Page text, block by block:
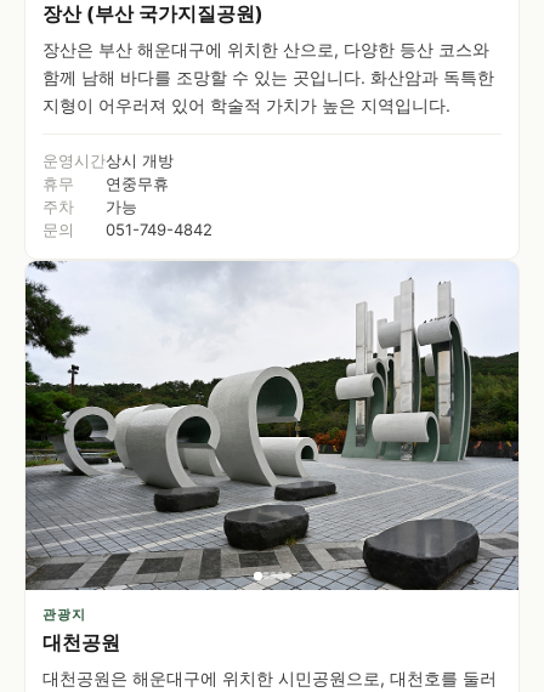
장산 (부산 국가지질공원)
장산은 부산 해운대구에 위치한 산으로, 다양한 등산 코스와
함께 남해 바다를 조망할 수 있는 곳입니다. 화산암과 독특한
지형이 어우러져 있어 학술적 가치가 높은 지역입니다.
운영시간상시 개방
휴무
연중무휴
주차
가능
문의
051-749-4842
관광지
대천공원
대천공원은 해운대구에 위치한 시민공원으로, 대천호를 둘러